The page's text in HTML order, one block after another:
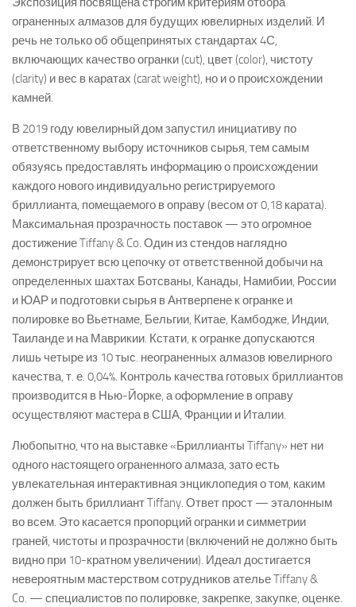
ограненных алмазов для будущих ювелирных изделий. И
речь не только об общепринятых стандартах 4С,
включающих качество огранки (cut), цвет (color), чистоту
(clarity) и вес в каратах (carat weight), но и о происхождении
камней.
В 2019 году ювелирный дом запустил инициативу по
ответственному выбору источников сырья, тем самым
обязуясь предоставлять информацию о происхождении
каждого нового индивидуально регистрируемого
бриллианта, помещаемого в оправу (весом от 0,18 карата).
Максимальная прозрачность поставок — это огромное
достижение Tiffany & Co. Один из стендов наглядно
демонстрирует всю цепочку от ответственной добычи на
определенных шахтах Ботсваны, Канады, Намибии, России
и ЮАР и подготовки сырья в Антверпене к огранке и
полировке во Вьетнаме, Бельгии, Китае, Камбодже, Индии,
Таиланде и на Маврикии. Кстати, к огранке допускаются
лишь четыре из 10 тыс. неограненных алмазов ювелирного
качества, т. е. 0,04%. Контроль качества готовых бриллиантов
производится в Нью-Йорке, а оформление в оправу
осуществляют мастера в США, Франции и Италии.
Любопытно, что на выставке «Бриллианты Tiffany» нет ни
одного настоящего ограненного алмаза, зато есть
увлекательная интерактивная энциклопедия о том, каким
должен быть бриллиант Tiffany. Ответ прост — эталонным
во всем. Это касается пропорций огранки и симметрии
граней, чистоты и прозрачности (включений не должно быть
видно при 10-кратном увеличении). Идеал достигается
невероятным мастерством сотрудников ателье Tiffany &
Co. — специалистов по полировке, закрепке, закупке, оценке.